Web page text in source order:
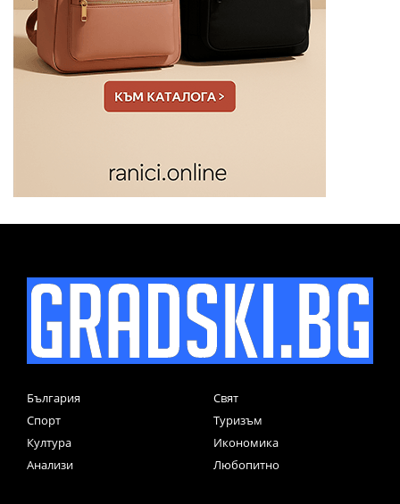
България
Свят
Спорт
Туризъм
Култура
Икономика
Анализи
Любопитно